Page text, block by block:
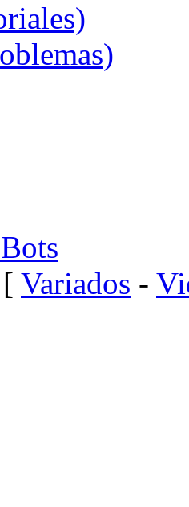
[ Variados -